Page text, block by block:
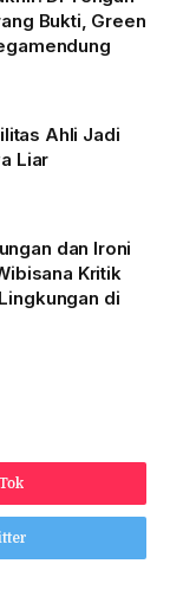
Bukti, Green
Ahli Jadi
Liar
dan Ironi
Kritik
di